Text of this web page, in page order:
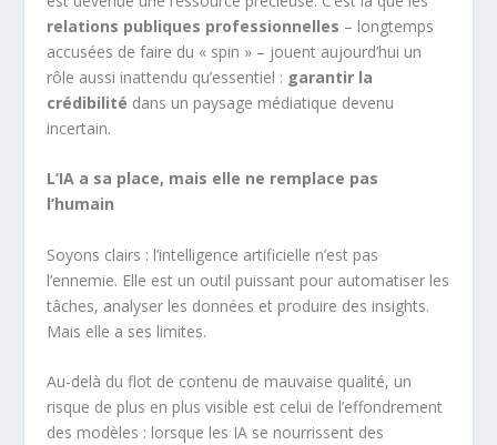
relations publiques professionnelles – longtemps
accusées de faire du « spin » – jouent aujourd’hui un
rôle aussi inattendu qu’essentiel : garantir la
crédibilité dans un paysage médiatique devenu
incertain.
L’IA a sa place, mais elle ne remplace pas
l’humain
Soyons clairs : l’intelligence artificielle n’est pas
l’ennemie. Elle est un outil puissant pour automatiser les
tâches, analyser les données et produire des insights.
Mais elle a ses limites.
Au-delà du flot de contenu de mauvaise qualité, un
risque de plus en plus visible est celui de l’effondrement
des modèles : lorsque les IA se nourrissent des